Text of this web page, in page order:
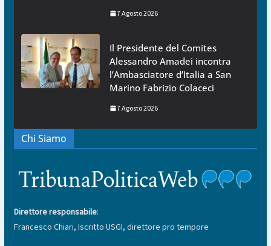
7 Agosto 2026
Il Presidente del Comites
Alessandro Amadei incontra
l’Ambasciatore d’Italia a San
Marino Fabrizio Colaceci
7 Agosto 2026
Chi Siamo
Direttore responsabile:
Francesco Chiari, Iscritto USGI, direttore pro tempore